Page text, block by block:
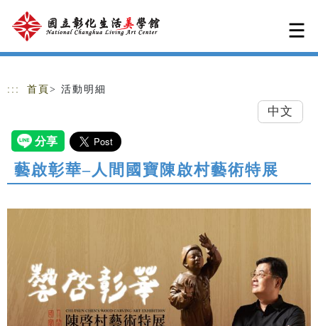
跳到主要內容
網站導覽
::: 首頁 > 活動明細
中文
藝啟彰華–人間國寶陳啟村藝術特展